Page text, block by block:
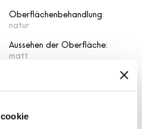
Oberflächenbehandlung:
natur
Aussehen der Oberfläche:
matt
PZ